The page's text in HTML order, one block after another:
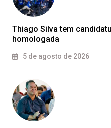
Thiago Silva tem
homologada
5 de agosto de 2026